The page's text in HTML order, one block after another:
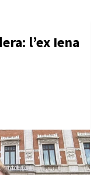
l’ex Iena